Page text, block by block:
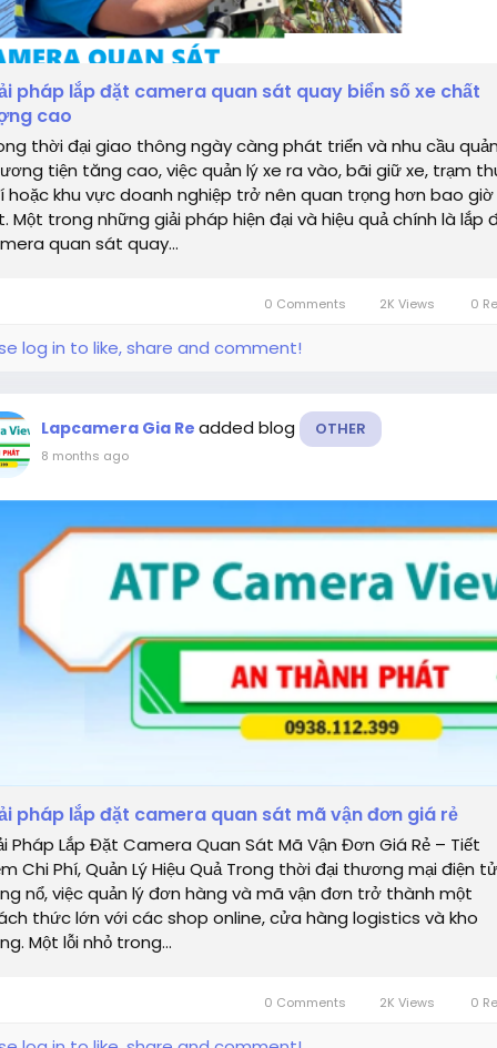
pháp lắp đặt camera quan sát quay biển số xe chất
cao
thời đại giao thông ngày càng phát triển và nhu cầu
tiện tăng cao, việc quản lý xe ra vào, bãi giữ xe, trạm
hoặc khu vực doanh nghiệp trở nên quan trọng hơn bao giờ
Một trong những giải pháp hiện đại và hiệu quả chính là lắp
quan sát quay...
0 Comments 2K Views 0
log in to like, share and comment!
Lapcamera Gia Re added blog OTHER
8 months ago
pháp lắp đặt camera quan sát mã vận đơn giá rẻ
Pháp Lắp Đặt Camera Quan Sát Mã Vận Đơn Giá Rẻ – Tiết
Chi Phí, Quản Lý Hiệu Quả Trong thời đại thương mại điện tử
nổ, việc quản lý đơn hàng và mã vận đơn trở thành một
thức lớn với các shop online, cửa hàng logistics và kho
Một lỗi nhỏ trong...
0 Comments 2K Views 0